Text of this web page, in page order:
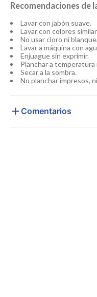
Recomendaciones de
Lavar con jabón suave.
Lavar con colores
No usar cloro ni
Lavar a máquina con
Enjuague sin exprimir.
Planchar a temperatura
Secar a la sombra.
No planchar impresos,
Comentarios